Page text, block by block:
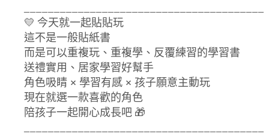
💛 今天就一起貼貼玩
這不是一般貼紙書
而是可以重複玩、重複學、反覆練習的學習書
送禮實用、居家學習好幫手
角色吸睛 × 學習有感 × 孩子願意主動玩
現在就選一款喜歡的角色
陪孩子一起開心成長吧 🎁